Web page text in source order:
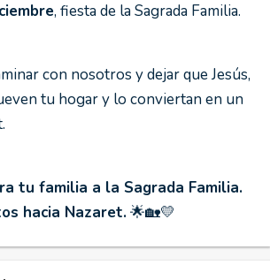
, fiesta de la Sagrada Familia.
con nosotros y dejar que Jesús,
tu hogar y lo conviertan en un
tu familia a la Sagrada Familia.
hacia Nazaret.🌟🏡💛